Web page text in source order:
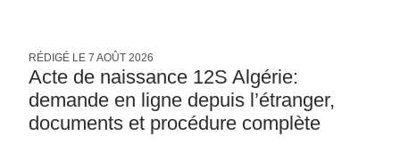
RÉDIGÉ LE 7 AOÛT 2026
Acte de naissance 12S Algérie:
demande en ligne depuis l’étranger,
documents et procédure complète